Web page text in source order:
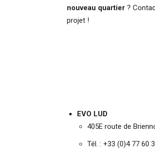
nouveau quartier ?
projet !
EVO LUD
405E route de
Tél. : +33 (0)4 77 60